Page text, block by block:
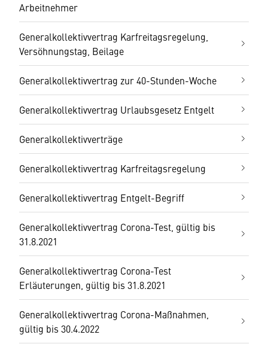
Arbeitnehmer
Generalkollektivvertrag Karfreitagsregelung,
Versöhnungstag, Beilage
Generalkollektivvertrag zur 40-Stunden-Woche
Generalkollektivvertrag Urlaubsgesetz Entgelt
Generalkollektivverträge
Generalkollektivvertrag Karfreitagsregelung
Generalkollektivvertrag Entgelt-Begriff
Generalkollektivvertrag Corona-Test, gültig bis
31.8.2021
Generalkollektivvertrag Corona-Test
Erläuterungen, gültig bis 31.8.2021
Generalkollektivvertrag Corona-Maßnahmen,
gültig bis 30.4.2022